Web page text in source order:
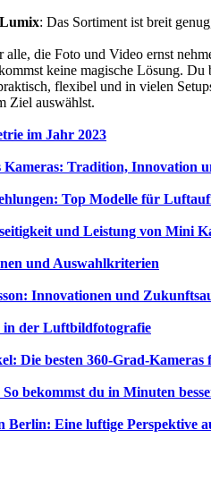
Lumix: Das Sortiment ist breit
alle, die Foto und Video ernst
keine magische Lösung.
flexibel und in vielen
Ziel auswählst.
im Jahr 2023
Tradition, Innovation
Top Modelle für
und Leistung von Mini
und Auswahlkriterien
Innovationen und
der Luftbildfotografie
Die besten 360-Grad-
bekommst du in Minuten
Eine luftige Perspektive